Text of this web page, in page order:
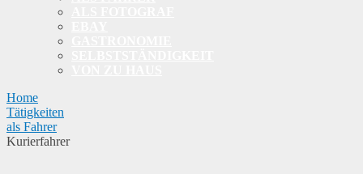
Home
Tätigkeiten
als Fahrer
Kurierfahrer